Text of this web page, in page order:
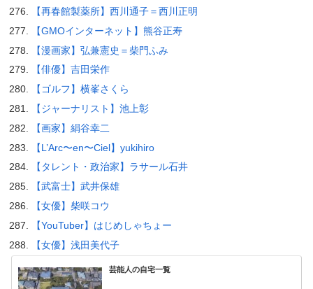
【再春館製薬所】西川通子＝西川正明
【GMOインターネット】熊谷正寿
【漫画家】弘兼憲史＝柴門ふみ
【俳優】吉田栄作
【ゴルフ】横峯さくら
【ジャーナリスト】池上彰
【画家】絹谷幸二
【L’Arc〜en〜Ciel】yukihiro
【タレント・政治家】ラサール石井
【武富士】武井保雄
【女優】柴咲コウ
【YouTuber】はじめしゃちょー
【女優】浅田美代子
芸能人の自宅一覧